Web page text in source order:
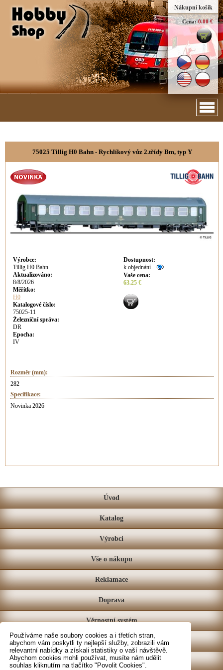
Používáme naše soubory cookies a i třetích stran,
abychom vám poskytli ty nejlepší služby, zobrazili vám
relevantní nabídky a získali statistiky o vaší návštěvě.
Abychom cookies mohli používat, musíte nám udělit
souhlas kliknutím na tlačítko "Povolit Cookies".
Nákupní košík
Cena: 0.00 €
75025 Tillig H0 Bahn - Rychlíkový vůz 2.třídy Bm, typ Y
Výrobce:
Tillig H0 Bahn
Aktualizováno:
8/8/2026
Měřítko:
H0
Katalogové číslo:
75025-11
Železniční správa:
DR
Epocha:
IV
Dostupnost:
k objednání
Vaše cena:
63.25 €
Rozměr (mm):
282
Specifikace:
Novinka 2026
Úvod
Katalog
Výrobci
Vše o nákupu
Reklamace
Doprava
Věrnostní systém
Prodejna
Kontakt